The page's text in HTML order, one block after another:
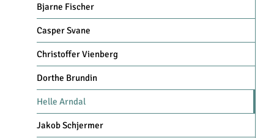
Bjarne Fischer
Casper Svane
Christoffer Vienberg
Dorthe Brundin
Helle Arndal
Jakob Schjermer